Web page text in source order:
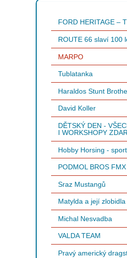
FORD HERITAGE –
ROUTE 66 slaví 100
MARPO
Tublatanka
Haraldos Stunt
David Koller
DĚTSKÝ DEN -
I WORKSHOPY
Hobby Horsing -
PODMOL BROS
Sraz Mustangů
Matylda a její zlobidla
Michal Nesvadba
VALDA TEAM
Pravý americký